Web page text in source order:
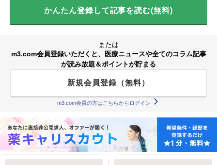
かんたん登録して記事を読む(無料)
または
m3.com会員登録いただくと、医療ニュースや全てのコラム記事
が読み放題＆ポイントが貯まる
新規会員登録（無料）
m3.com会員の方はこちらからログイン